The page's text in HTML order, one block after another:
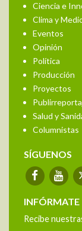
Ciencia e
Clima y
Eventos
Opinión
Política
Producción
Proyectos
Salud y
Columnistas
SÍGUENOS
INFÓRMATE
Recibe